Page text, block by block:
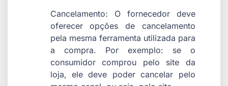
Cancelamento: O fornecedor deve
oferecer opções de cancelamento
pela mesma ferramenta utilizada para
a compra. Por exemplo: se o
consumidor comprou pelo site da
loja, ele deve poder cancelar pelo